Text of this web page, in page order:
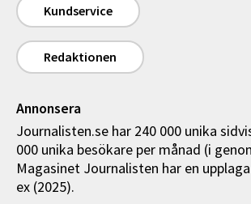
Kundservice
Redaktionen
Annonsera
Journalisten.se har 240 000 unika
000 unika besökare per månad (i
Magasinet Journalisten har en
ex (2025).